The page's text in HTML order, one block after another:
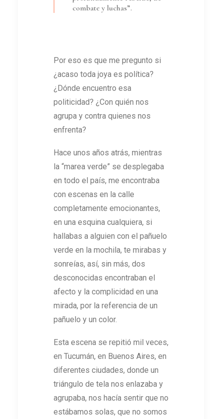
combate y luchas”.
Por eso es que me pregunto si
¿acaso toda joya es política?
¿Dónde encuentro esa
politicidad? ¿Con quién nos
agrupa y contra quienes nos
enfrenta?
Hace unos años atrás, mientras
la “marea verde” se desplegaba
en todo el país, me encontraba
con escenas en la calle
completamente emocionantes,
en una esquina cualquiera, si
hallabas a alguien con el pañuelo
verde en la mochila, te mirabas y
sonreías, así, sin más, dos
desconocidas encontraban el
afecto y la complicidad en una
mirada, por la referencia de un
pañuelo y un color.
Esta escena se repitió mil veces,
en Tucumán, en Buenos Aires, en
diferentes ciudades, donde un
triángulo de tela nos enlazaba y
agrupaba, nos hacía sentir que no
estábamos solas, que no somos